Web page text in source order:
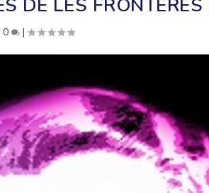
DE LES FRONTERES
0 |